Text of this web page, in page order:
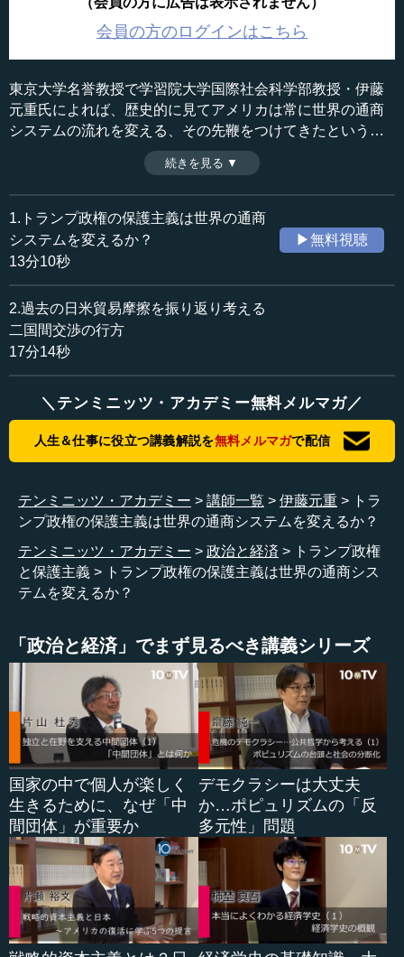
会員の方のログインはこちら
東京大学名誉教授で学習院大学国際社会科学部教授・伊藤
元重氏によれば、歴史的に見てアメリカは常に世界の通商
システムの流れを変える、その先鞭をつけてきたという。
よって今後の通商システムの方向を考える上で、トランプ
政権下で進められる政策は大きな転換点になる可能性があ
るのだ。今回は、世界の通商システムの流れと変化につい
て解説する。（全2話中第1話）
収録日：2017年1月26日
追加日：2017年2月14日
カテゴリー：
国際
アメリカ
≪全文≫
●世界の通商システムの流れを変えてきたアメリカ
すが、日本から見て最も注目されることの中身が、いわゆ
るトランプ氏の保護主義的な言動です。今回はトランプ政
権の下で起こり得る保護主義について、2回に分けてお話し
今日、第一に申し上げたいのは、過去の歴史を見てもア
メリカ政府が常に世界の通商システムの流れを変える、い
わばその先鞭をつけてきたということ、そして15年、ある
いは20年というタイムスパンの中で何度か大きな変化が起
こってきたということです。
今、そういう中にあるとすると、トランプ大統領の下で
進められている政策は、単にトランプ大統領個人の特徴的
な政策というだけではなく、今後の通商政策、通商システ
ムの方向を考える上での大きな転換点になる可能性がある
ということを、ぜひ考えていただきたいと思います。
●保護主義を広げたスム―ト・ホーリー関税
少し歴史をさかのぼりますが、アメリカが先鞭をつけた
通商システムの大きな流れの中で最も有名な事例は、1930
年代のいわゆる保護主義、つまり各国が貿易制限をして世
界に不況が広がっていったというものです。実は、先進国
の中で一番最初にここに踏み切ったのがアメリカで、スム
ート・ホーリー関税といわれるのですが、1930年代の初め
にアメリカは大幅な関税の引き上げをし、結果的には平均
関税率が40パーセント前後にまでなったという、非常に厳
続きを見る ▼
1.トランプ政権の保護主義は世界の通商
システムを変えるか？
13分10秒
▶無料視聴
2.過去の日米貿易摩擦を振り返り考える
二国間交渉の行方
17分14秒
＼テンミニッツ・アカデミー無料メルマガ／
人生＆仕事に役立つ講義解説を無料メルマガで配信
テンミニッツ・アカデミー 講師一覧 伊藤元重
トラ
ンプ政権の保護主義は世界の通商システムを変えるか？
テンミニッツ・アカデミー
政治と経済
トランプ政権
と保護主義
トランプ政権の保護主義は世界の通商シス
テムを変えるか？
「政治と経済」でまず見るべき講義シリーズ
国家の中で個人が楽しく
生きるために、なぜ「中
間団体」が重要か
デモクラシーは大丈夫
か…ポピュリズムの「反
多元性」問題